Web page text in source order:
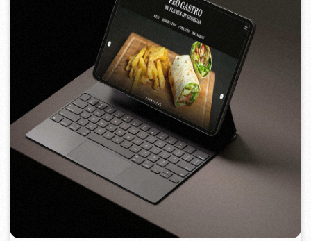
FEOH COSMETIC
[ e-shop ]
2022